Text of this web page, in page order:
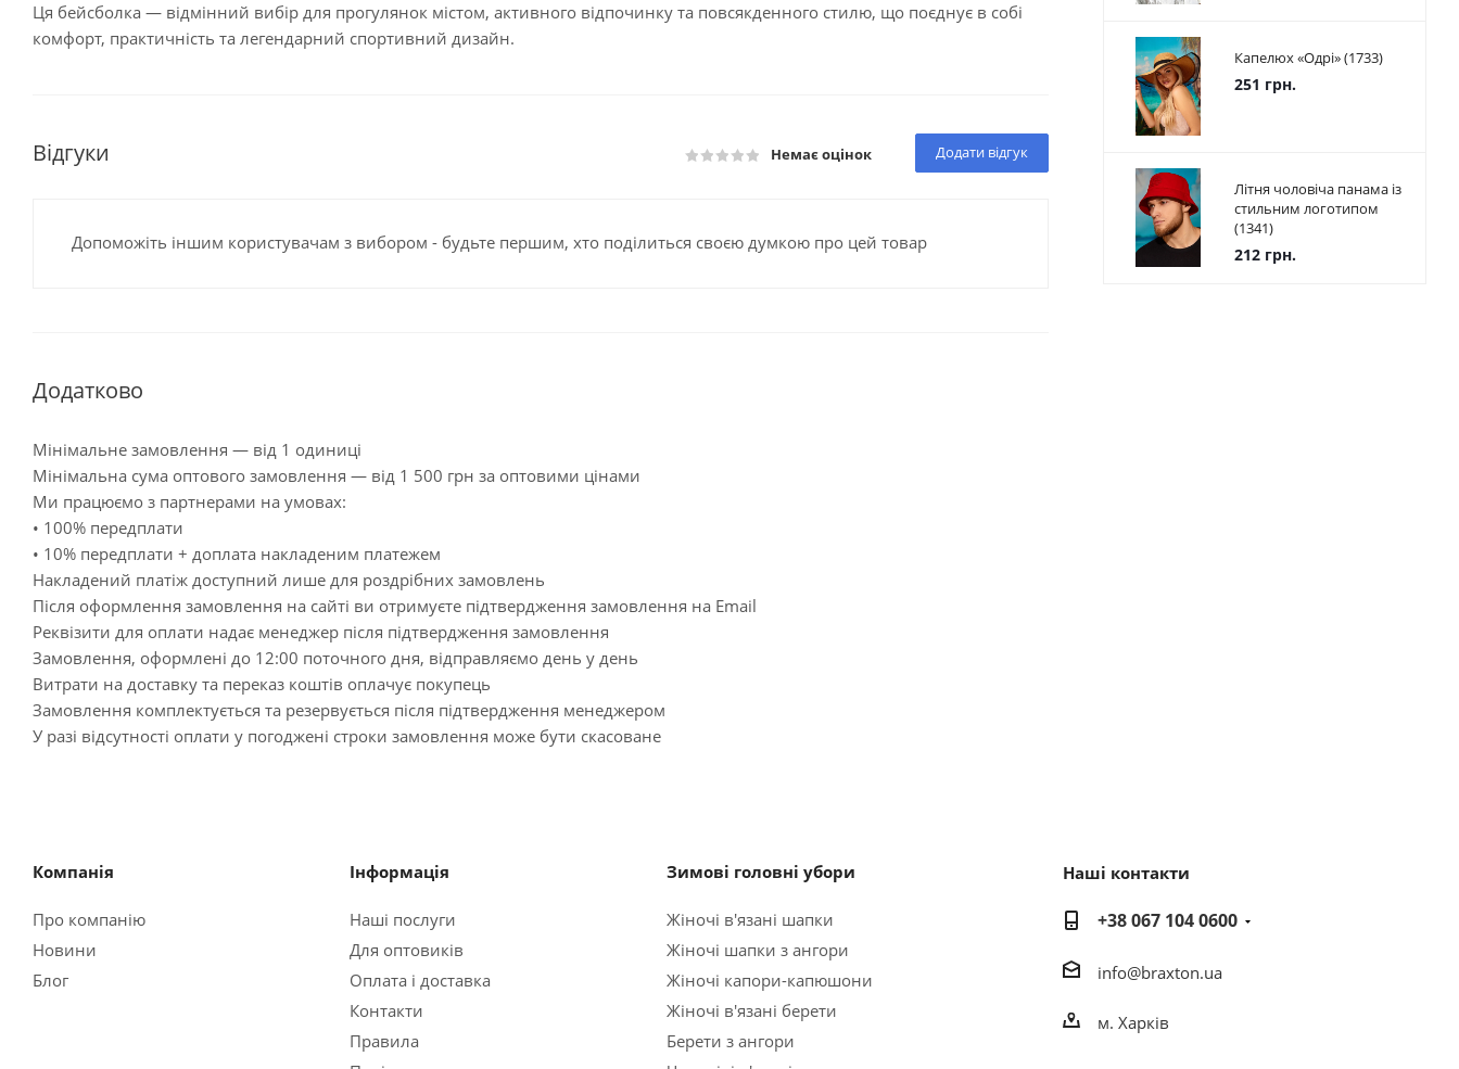
Ця бейсболка — відмінний вибір для прогулянок містом, активного відпочинку та повсякденного стилю, що поєднує в собі
комфорт, практичність та легендарний спортивний дизайн.
Відгуки Немає оцінок Додати відгук
Допоможіть іншим користувачам з вибором - будьте першим, хто поділиться своєю думкою про цей товар
Додатково
Мінімальне замовлення — від 1 одиниці
Мінімальна сума оптового замовлення — від 1 500 грн за оптовими цінами
Ми працюємо з партнерами на умовах:
• 100% передплати
• 10% передплати + доплата накладеним платежем
Накладений платіж доступний лише для роздрібних замовлень
Після оформлення замовлення на сайті ви отримуєте підтвердження замовлення на Email
Реквізити для оплати надає менеджер після підтвердження замовлення
Замовлення, оформлені до 12:00 поточного дня, відправляємо день у день
Витрати на доставку та переказ коштів оплачує покупець
Замовлення комплектується та резервується після підтвердження менеджером
У разі відсутності оплати у погоджені строки замовлення може бути скасоване
Капелюх «Одрі» (1733)
251 грн.
Літня чоловіча панама із
стильним логотипом
(1341)
212 грн.
Компанія
Про компанію
Новини
Блог
Інформація
Наші послуги
Для оптовиків
Оплата і доставка
Контакти
Правила
Зимові головні убори
Жіночі в'язані шапки
Жіночі шапки з ангори
Жіночі капори-капюшони
Жіночі в'язані берети
Берети з ангори
Наші контакти
+38 067 104 0600
info@braxton.ua
м. Харків